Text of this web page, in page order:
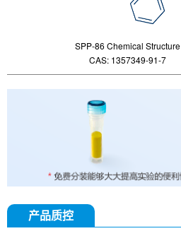
SPP-86 Chemical Structure
CAS: 1357349-91-7
产品质控